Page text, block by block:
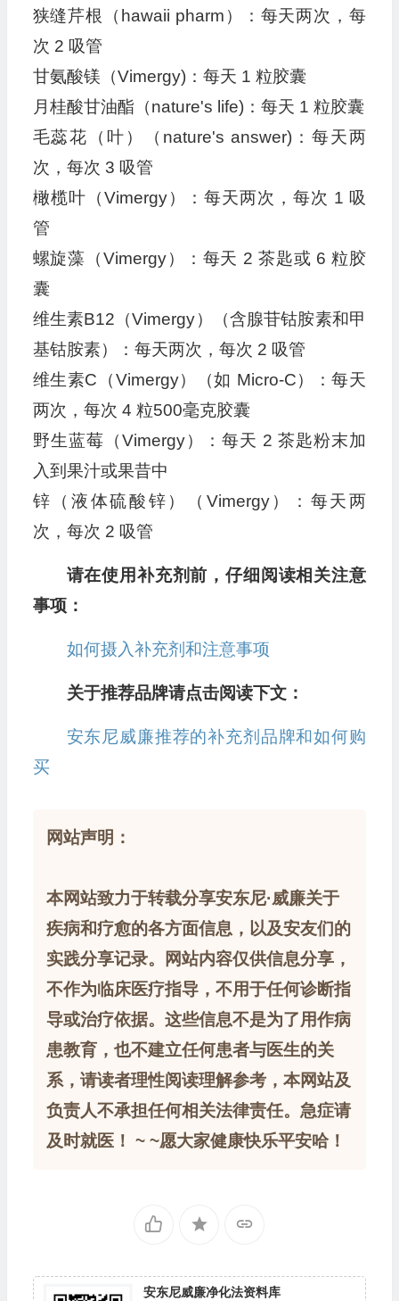
狭缝芹根（hawaii pharm）：每天两次，每
次 2 吸管
甘氨酸镁（Vimergy)：每天 1 粒胶囊
月桂酸甘油酯（nature's life)：每天 1 粒胶囊
毛蕊花（叶）（nature's answer)：每天两
次，每次 3 吸管
橄榄叶（Vimergy）：每天两次，每次 1 吸
管
螺旋藻（Vimergy）：每天 2 茶匙或 6 粒胶
囊
维生素B12（Vimergy）（含腺苷钴胺素和甲
基钴胺素）：每天两次，每次 2 吸管
维生素C（Vimergy）（如 Micro-C）：每天
两次，每次 4 粒500毫克胶囊
野生蓝莓（Vimergy）：每天 2 茶匙粉末加
入到果汁或果昔中
锌（液体硫酸锌）（Vimergy）：每天两
次，每次 2 吸管
请在使用补充剂前，仔细阅读相关注意
事项：
如何摄入补充剂和注意事项
关于推荐品牌请点击阅读下文：
安东尼威廉推荐的补充剂品牌和如何购
买
网站声明：
本网站致力于转载分享安东尼·威廉关于
疾病和疗愈的各方面信息，以及安友们的
实践分享记录。网站内容仅供信息分享，
不作为临床医疗指导，不用于任何诊断指
导或治疗依据。这些信息不是为了用作病
患教育，也不建立任何患者与医生的关
系，请读者理性阅读理解参考，本网站及
负责人不承担任何相关法律责任。急症请
及时就医！ ~ ~愿大家健康快乐平安哈！
安东尼威廉净化法资料库